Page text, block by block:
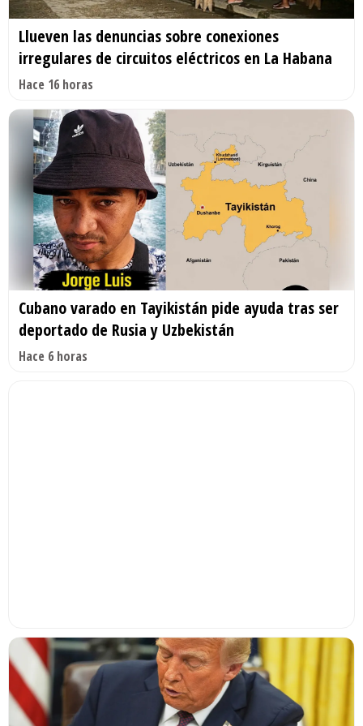
Llueven las denuncias sobre conexiones
irregulares de circuitos eléctricos en La Habana
Hace 16 horas
Cubano varado en Tayikistán pide ayuda tras ser
deportado de Rusia y Uzbekistán
Hace 6 horas